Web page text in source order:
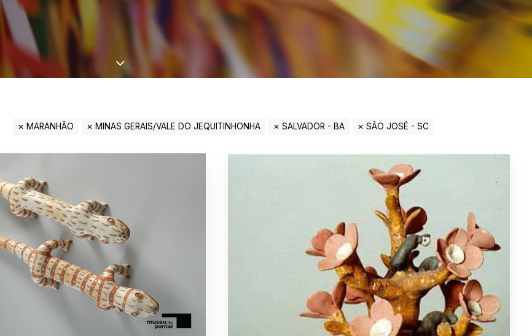
MARANHÃO MINAS GERAIS/VALE DO JEQUITINHONHA SALVADOR - BA SÃO JOSÉ - SC